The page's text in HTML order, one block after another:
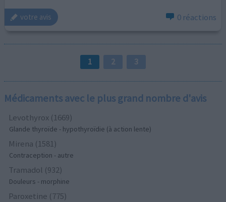
votre avis 0 réactions
1 2 3
Médicaments avec le plus grand nombre d'avis
Levothyrox (1669)
Glande thyroïde - hypothyroïdie (à action lente)
Mirena (1581)
Contraception - autre
Tramadol (932)
Douleurs - morphine
Paroxetine (775)